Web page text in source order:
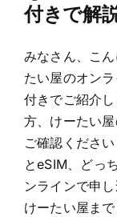
付きで解
みなさん、こ
たい屋のオン
付きでご紹介
方、けーたい
ご確認くださ
とeSIM、どっ
ンラインで申
けーたい屋ま